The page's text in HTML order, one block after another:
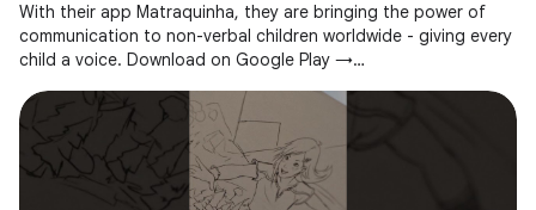
With their app Matraquinha, they are bringing the power of
communication to non-verbal children worldwide - giving every
child a voice. Download on Google Play →